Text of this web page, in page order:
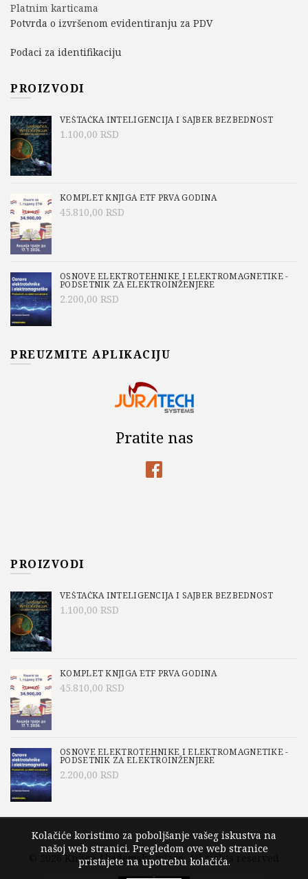
Platnim karticama
Potvrda o izvršenom evidentiranju za PDV
Podaci za identifikaciju
PROIZVODI
VEŠTAČKA INTELIGENCIJA I SAJBER BEZBEDNOST
1.100,00 RSD
KOMPLET KNJIGA ETF PRVA GODINA
45.810,00 RSD
OSNOVE ELEKTROTEHNIKE I ELEKTROMAGNETIKE -
PODSETNIK ZA ELEKTROINŽENJERE
2.200,00 RSD
PREUZMITE APLIKACIJU
Pratite nas
PROIZVODI
VEŠTAČKA INTELIGENCIJA I SAJBER BEZBEDNOST
1.100,00 RSD
KOMPLET KNJIGA ETF PRVA GODINA
45.810,00 RSD
OSNOVE ELEKTROTEHNIKE I ELEKTROMAGNETIKE -
PODSETNIK ZA ELEKTROINŽENJERE
2.200,00 RSD
© 2026 Knjige Akademska misao. All rights reserved
Kolačiće koristimo za poboljšanje vašeg iskustva na
našoj web stranici. Pregledom ove web stranice
pristajete na upotrebu kolačića.